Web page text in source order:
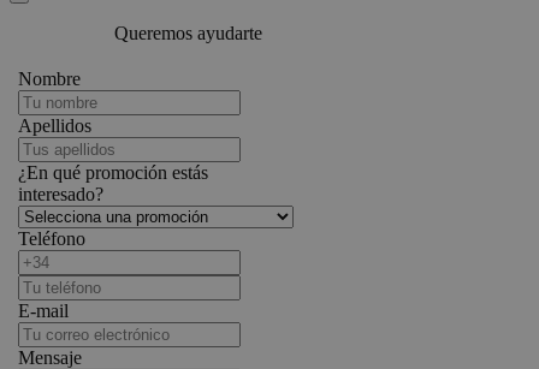
Queremos ayudarte
Nombre
Apellidos
¿En qué promoción estás
interesado?
Teléfono
E-mail
Mensaje